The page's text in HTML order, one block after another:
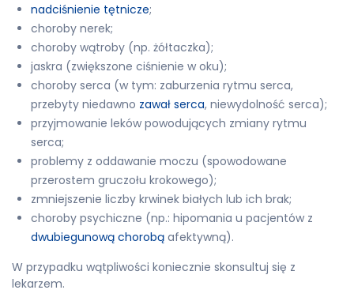
nadciśnienie tętnicze;
choroby nerek;
choroby wątroby (np. żółtaczka);
jaskra (zwiększone ciśnienie w oku);
choroby serca (w tym: zaburzenia rytmu serca,
przebyty niedawno zawał serca, niewydolność serca);
przyjmowanie leków powodujących zmiany rytmu
serca;
problemy z oddawanie moczu (spowodowane
przerostem gruczołu krokowego);
zmniejszenie liczby krwinek białych lub ich brak;
choroby psychiczne (np.: hipomania u pacjentów z
dwubiegunową chorobą afektywną).
W przypadku wątpliwości koniecznie skonsultuj się z
lekarzem.